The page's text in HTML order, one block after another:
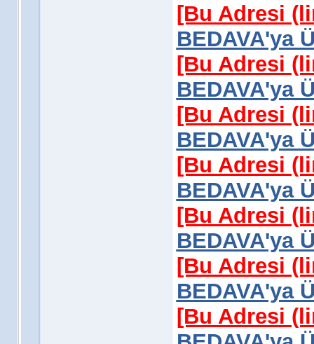
[Bu Adresi
BEDAVA'ya
[Bu Adresi
BEDAVA'ya
[Bu Adresi
BEDAVA'ya
[Bu Adresi
BEDAVA'ya
[Bu Adresi
BEDAVA'ya
[Bu Adresi
BEDAVA'ya
[Bu Adresi